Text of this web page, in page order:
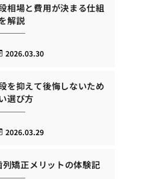
相場と費用が決まる仕組
解説
2026.03.30
を抑えて後悔しないため
選び方
2026.03.29
矯正メリットの体験記